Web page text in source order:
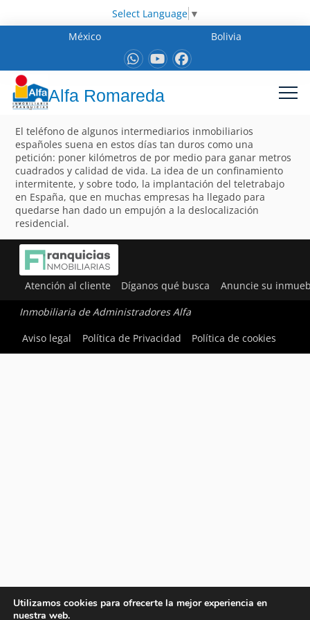
Select Language ▼
México
Bolivia
Alfa Romareda
El teléfono de algunos intermediarios inmobiliarios
españoles suena en estos días tan duros como una
petición: poner kilómetros de por medio para ganar metros
cuadrados y calidad de vida. La idea de un confinamiento
intermitente, y sobre todo, la implantación del teletrabajo
en España, que en muchas empresas ha llegado para
quedarse han dado un empujón a la deslocalización
residencial.
Atención al cliente Díganos qué busca Anuncie su
Inmobiliaria de Administradores Alfa
Aviso legal
Política de Privacidad Política de cookies
Utilizamos cookies para ofrecerte la mejor experiencia en
nuestra web.